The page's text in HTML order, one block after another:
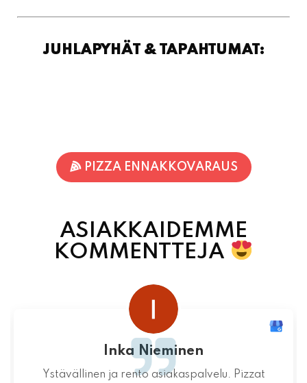
JUHLAPYHÄT & TAPAHTUMAT:
PIZZA ENNAKKOVARAUS
ASIAKKAIDEMME
KOMMENTTEJA
Inka Nieminen
Ystävällinen ja rento asiakaspalvelu. Pizzat